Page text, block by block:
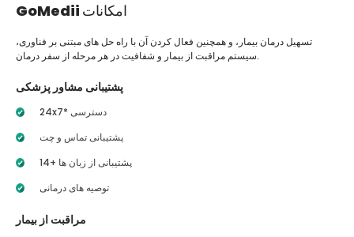
GoMedii امکانات
تسهیل درمان بیمار، و همچنین فعال کردن آن با راه حل های مبتنی بر فناوری،
سیستم مراقبت از بیمار و شفافیت در هر مرحله از سفر درمان.
پشتیبانی مشاور پزشکی
24x7* دسترسی
پشتیبانی تماس و چت
14+ پشتیبانی از زبان ها
توصیه های درمانی
مراقبت از بیمار